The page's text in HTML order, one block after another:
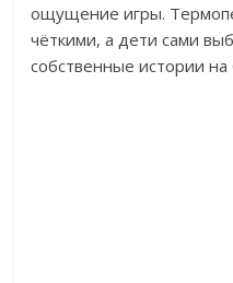
ощущение игры.
чёткими, а дети сами
собственные истории на